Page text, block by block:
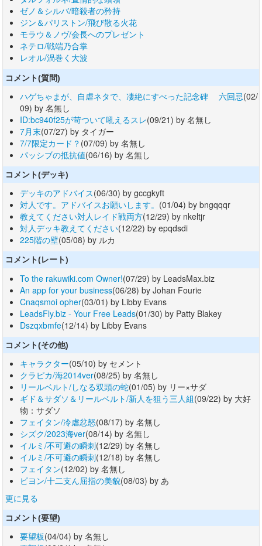
ゼノ＆シルバ/暗殺者の矜持
ジン＆パリストン/飛び散る火花
モラウ＆ノヴ/会長へのプレゼント
ネテロ/戦端乃合掌
レオル/渦巻く大波
コメント(質問)
ハゲちゃまが、自虐ネタで、凄絶にすべった記念碑 六回忌(02/
09) by 名無し
ID:bc940f25が苛ついて吼えるスレ(09/21) by 名無し
7月末(07/27) by タイガー
7/7限定カード？ (07/09) by 名無し
パッシブの抵抗値(06/16) by 名無し
コメント(デッキ)
デッキのアドバイス(06/30) by gccgkyft
対人です。アドバイスお願いします。 (01/04) by bngqqqr
教えてください対人レイド戦両方(12/29) by nkeltjr
対人デッキ教えてください(12/22) by epqdsdi
225階の壁(05/08) by ルカ
コメント(レート)
To the rakuwiki.com Owner!(07/29) by LeadsMax.biz
An app for your business(06/28) by Johan Fourie
Cnaqsmoi opher(03/01) by Libby Evans
LeadsFly.biz - Your Free Leads(01/30) by Patty Blakey
Dszqxbmfe(12/14) by Libby Evans
コメント(その他)
キャラクター(05/10) by セメント
クラピカ/海2014ver(08/25) by 名無し
リールベルト/しなる双頭の蛇(01/05) by リー×サダ
ギド＆サダソ＆リールベルト/新人を狙う三人組(09/22) by 大好
物：サダソ
フェイタン/冷虐忿怒(08/17) by 名無し
シズク/2023海ver(08/14) by 名無し
イルミ/不可避の瞬刺(12/29) by 名無し
イルミ/不可避の瞬刺(12/18) by 名無し
フェイタン(12/02) by 名無し
ピヨン/十二支ん屈指の美貌(08/03) by あ
更に見る
コメント(要望)
要望板(04/04) by 名無し